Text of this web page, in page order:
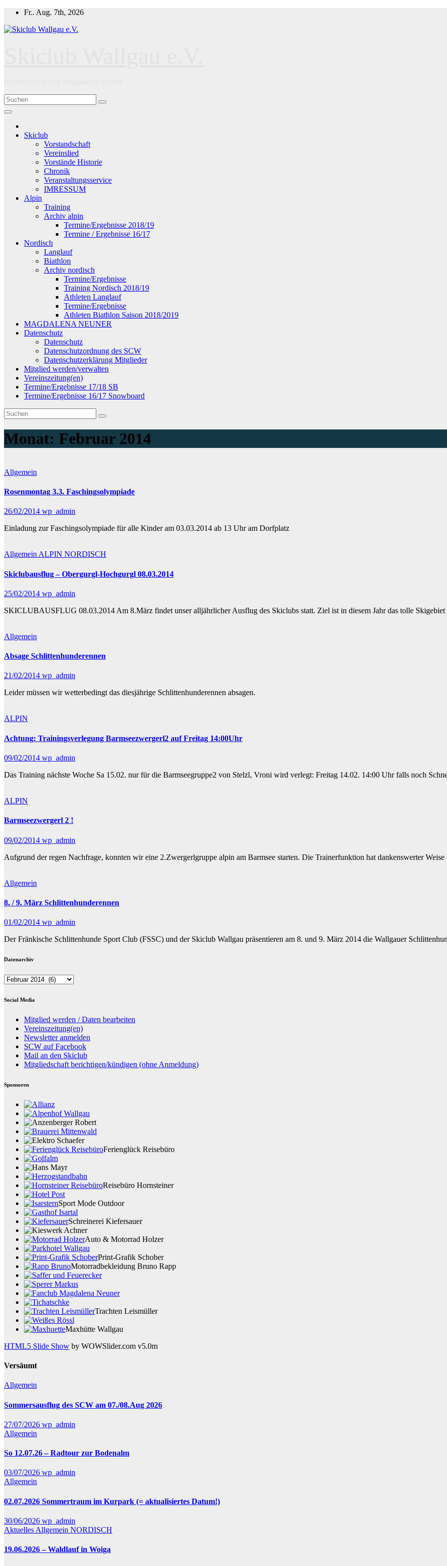
Zum
springen
Fr.. Aug. 7th, 2026
Skiclub
Vorstandschaft
Vereinslied
Vorstände Historie
Chronik
Veranstaltungsservice
IMRESSUM
Alpin
Training
Archiv alpin
Termine/Ergebnisse 2018/19
Termine / Ergebnisse 16/17
Nordisch
Langlauf
Biathlon
Archiv nordisch
Termine/Ergebnisse
Training Nordisch 2018/19
Athleten Langlauf
Termine/Ergebnisse
Athleten Biathlon Saison 2018/2019
MAGDALENA NEUNER
Datenschutz
Datenschutz
Datenschutzordnung des SCW
Datenschutzerklärung Mitglieder
Mitglied werden/verwalten
Vereinszeitung(en)
Termine/Ergebnisse 17/18 SB
Termine/Ergebnisse 16/17 Snowboard
Monat: Februar 2014
Allgemein
Rosenmontag 3.3. Faschingsolympiade
26/02/2014 wp_admin
Einladung zur Faschingsolympiade für alle Kinder am 03.03.2014 ab 13 Uhr am Dorfplatz
AllgemeinALPIN NORDISCH
Skiclubausflug – Obergurgl-Hochgurgl 08.03.2014
25/02/2014 wp_admin
SKICLUBAUSFLUG 08.03.2014 Am 8.März findet unser alljährlicher Ausflug des Skiclubs statt. Ziel ist in diesem Jahr das tolle
Allgemein
Absage Schlittenhunderennen
21/02/2014 wp_admin
Leider müssen wir wetterbedingt das diesjährige Schlittenhunderennen absagen.
ALPIN
Achtung: Trainingsverlegung Barmseezwergerl2 auf Freitag 14:00Uhr
09/02/2014 wp_admin
Das Training nächste Woche Sa 15.02. nur für die Barmseegruppe2 von Stelzl, Vroni wird verlegt: Freitag 14.02. 14:00 Uhr falls noch
ALPIN
Barmseezwergerl 2 !
09/02/2014 wp_admin
Aufgrund der regen Nachfrage, konnten wir eine 2.Zwergerlgruppe alpin am Barmsee starten. Die Trainerfunktion hat dankenswerter
Allgemein
8. / 9. März Schlittenhunderennen
01/02/2014 wp_admin
Der Fränkische Schlittenhunde Sport Club (FSSC) und der Skiclub Wallgau präsentieren am 8. und 9. März 2014 die Wallgauer
Datenarchiv
Datenarchiv
Social Media
Mitglied werden / Daten bearbeiten
Vereinszeitung(en)
Newsletter anmelden
SCW auf Facebook
Mail an den Skiclub
Mitgliedschaft berichtigen/kündigen (ohne Anmeldung)
Sponsoren
Ferienglück Reisebüro
Reisebüro Hornsteiner
Sport Mode Outdoor
Schreinerei Kiefersauer
Auto & Motorrad Holzer
Print-Grafik Schober
Motorradbekleidung Bruno Rapp
Trachten Leismüller
Maxhütte Wallgau
HTML5 Slide Show by WOWSlider.com v5.0m
Versäumt
Allgemein
Sommersausflug des SCW am 07./08.Aug 2026
27/07/2026 wp_admin
Allgemein
So 12.07.26 – Radtour zur Bodenalm
03/07/2026 wp_admin
Allgemein
02.07.2026 Sommertraum im Kurpark (= aktualisiertes Datum!)
30/06/2026 wp_admin
Aktuelles Allgemein NORDISCH
19.06.2026 – Waldlauf in Woiga